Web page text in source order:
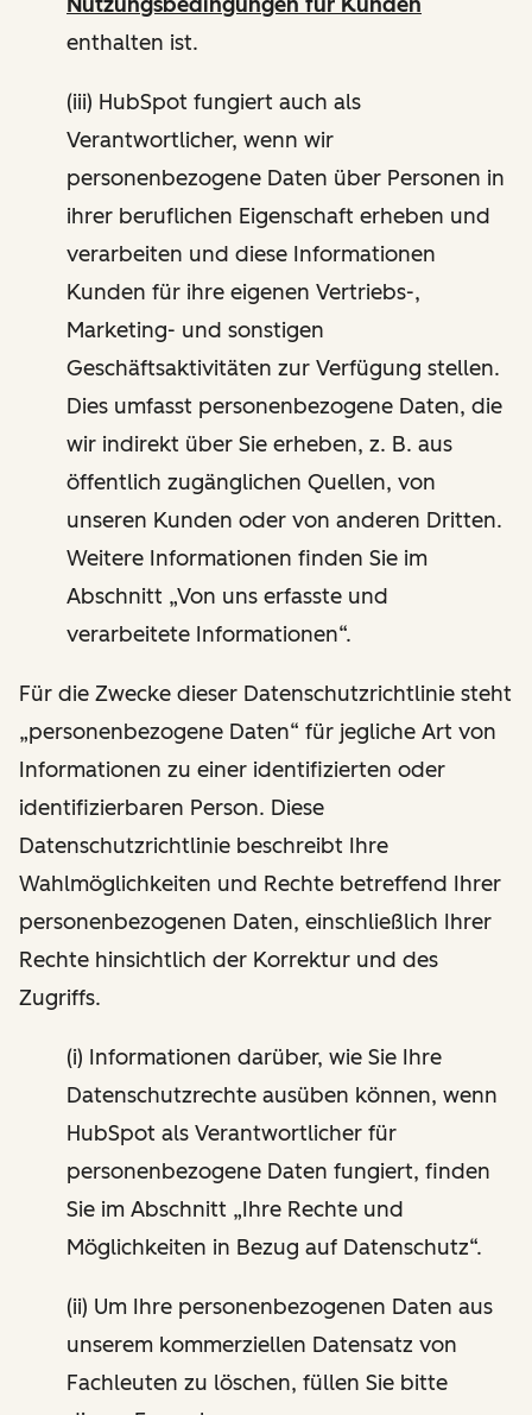
enthalten ist.
(iii) HubSpot fungiert auch als
Verantwortlicher, wenn wir
personenbezogene Daten über Personen in
ihrer beruflichen Eigenschaft erheben und
verarbeiten und diese Informationen
Kunden für ihre eigenen Vertriebs-,
Marketing- und sonstigen
Geschäftsaktivitäten zur Verfügung stellen.
Dies umfasst personenbezogene Daten, die
wir indirekt über Sie erheben, z. B. aus
öffentlich zugänglichen Quellen, von
unseren Kunden oder von anderen Dritten.
Weitere Informationen finden Sie im
Abschnitt „Von uns erfasste und
verarbeitete Informationen“.
Für die Zwecke dieser Datenschutzrichtlinie steht
„personenbezogene Daten“ für jegliche Art von
Informationen zu einer identifizierten oder
identifizierbaren Person. Diese
Datenschutzrichtlinie beschreibt Ihre
Wahlmöglichkeiten und Rechte betreffend Ihrer
personenbezogenen Daten, einschließlich Ihrer
Rechte hinsichtlich der Korrektur und des
Zugriffs.
(i) Informationen darüber, wie Sie Ihre
Datenschutzrechte ausüben können, wenn
HubSpot als Verantwortlicher für
personenbezogene Daten fungiert, finden
Sie im Abschnitt „Ihre Rechte und
Möglichkeiten in Bezug auf Datenschutz“.
(ii) Um Ihre personenbezogenen Daten aus
unserem kommerziellen Datensatz von
Fachleuten zu löschen, füllen Sie bitte